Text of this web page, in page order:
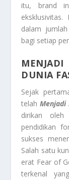
itu, brand
dalam
bagi setiap
DUNIA
Sejak
telahMenjadi
dirikan oleh
pendidikan
sukses
Salah satu
erat Fear of
terkenal